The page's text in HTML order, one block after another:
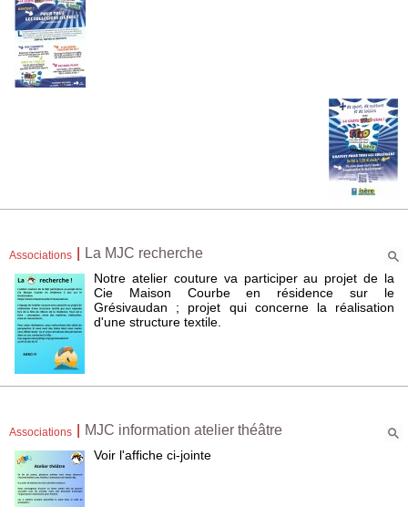
Associations La MJC recherche
Notre atelier couture va participer au projet de la
Cie Maison Courbe en résidence sur le
Grésivaudan ; projet qui concerne la réalisation
d'une structure textile.
Associations MJC information atelier théâtre
Voir l'affiche ci-jointe